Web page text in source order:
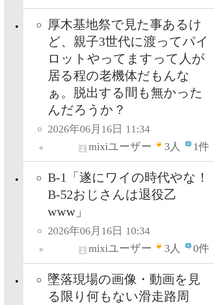
厚木基地祭で見た事あるけ
ど、親子3世代に渡ってパイ
ロットやってますって人が
居る程の老機体だもんな
ぁ。脱出する間も無かった
んだろうか？
2026年06月16日 11:34
mixiユーザー
3人 1件
B-1「遂にワイの時代やな！
B-52おじさんは退役乙
www」
2026年06月16日 10:34
mixiユーザー
3人 0件
墜落現場の画像・動画を見
る限り何もない滑走路周